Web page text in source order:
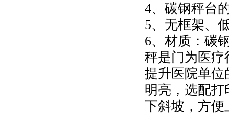
4、碳钢秤台
5、无框架、
6、材质：碳
秤是门为医疗
提升医院单位
明亮，选配打
下斜坡，方便